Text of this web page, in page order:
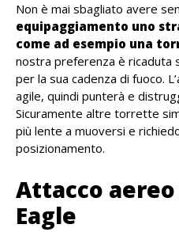
Non è mai sbagliato avere
equipaggiamento uno
come ad esempio una
nostra preferenza è ricaduta
per la sua cadenza di fuoco.
agile, quindi punterà e
Sicuramente altre torrette
più lente a muoversi e
posizionamento.
Attacco
Eagle